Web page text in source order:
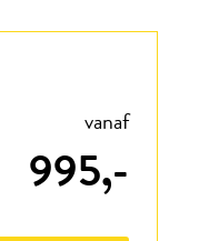
vanaf
995,-